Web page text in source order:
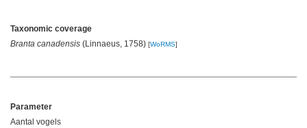
Taxonomic coverage
Branta canadensis (Linnaeus, 1758) [WoRMS]
Parameter
Aantal vogels